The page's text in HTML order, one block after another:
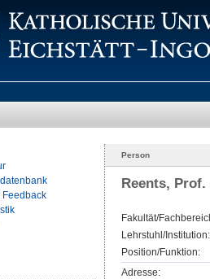
Feedback
Person
Reents,
Fakultät/
Lehrstuhl/Institution:
Position/Funktion:
Adresse: